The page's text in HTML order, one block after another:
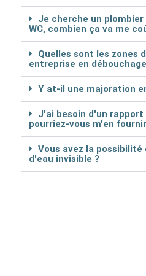
Je cherche un
WC, combien ça va me
Quelles sont les zones
entreprise en
Y at-il une majoration
J'ai besoin d'un
pourriez-vous m'en
Vous avez la
d'eau invisible ?